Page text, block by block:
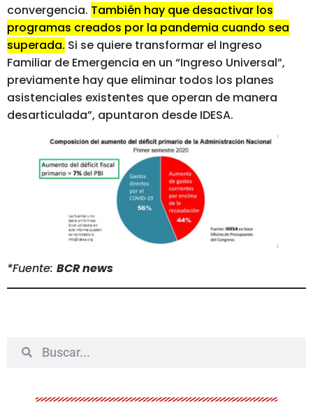
convergencia. También hay que desactivar los
programas creados por la pandemia cuando sea
superada. Si se quiere transformar el Ingreso
Familiar de Emergencia en un “Ingreso Universal”,
previamente hay que eliminar todos los planes
asistenciales existentes que operan de manera
desarticulada”, apuntaron desde IDESA.
*Fuente: BCR news